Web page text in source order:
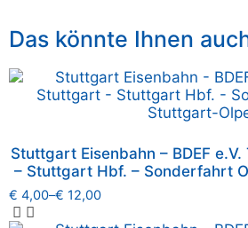
Das könnte Ihnen
Stuttgart Eisenbahn – BDEF
– Stuttgart Hbf. – Sonderfahrt
€ 4,00–€ 12,00